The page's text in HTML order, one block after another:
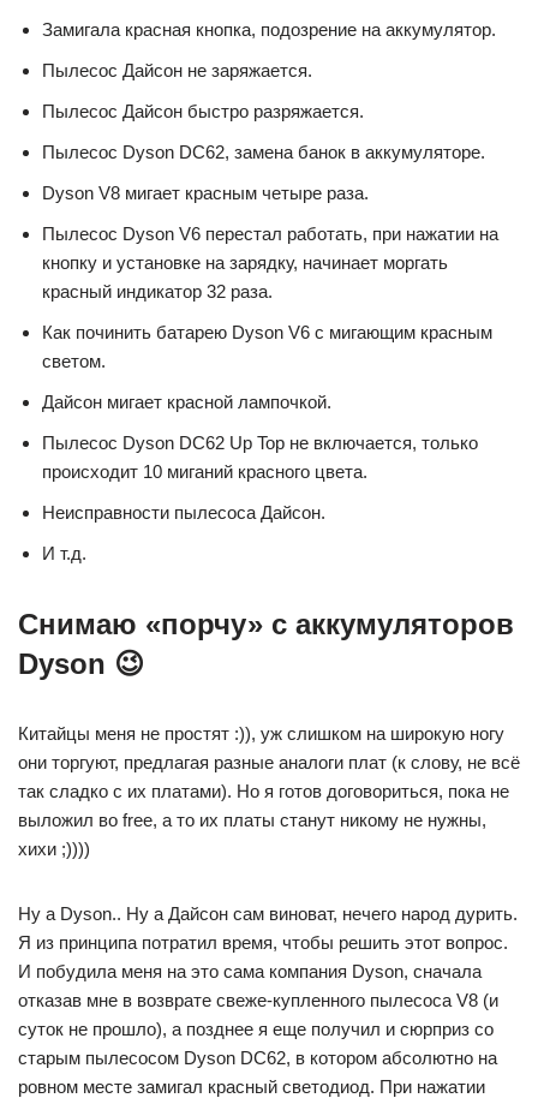
Замигала красная кнопка, подозрение на аккумулятор.
Пылесос Дайсон не заряжается.
Пылесос Дайсон быстро разряжается.
Пылесос Dyson DC62, замена банок в аккумуляторе.
Dyson V8 мигает красным четыре раза.
Пылесос Dyson V6 перестал работать, при нажатии на
кнопку и установке на зарядку, начинает моргать
красный индикатор 32 раза.
Как починить батарею Dyson V6 с мигающим красным
светом.
Дайсон мигает красной лампочкой.
Пылесос Dyson DC62 Up Top не включается, только
происходит 10 миганий красного цвета.
Неисправности пылесоса Дайсон.
И т.д.
Снимаю «порчу» с аккумуляторов
Dyson 😉
Китайцы меня не простят :)), уж слишком на широкую ногу
они торгуют, предлагая разные аналоги плат (к слову, не всё
так сладко с их платами). Но я готов договориться, пока не
выложил во free, а то их платы станут никому не нужны,
хихи ;))))
Ну а Dyson.. Ну а Дайсон сам виноват, нечего народ дурить.
Я из принципа потратил время, чтобы решить этот вопрос.
И побудила меня на это сама компания Dyson, сначала
отказав мне в возврате свеже-купленного пылесоса V8 (и
суток не прошло), а позднее я еще получил и сюрприз со
старым пылесосом Dyson DC62, в котором абсолютно на
ровном месте замигал красный светодиод. При нажатии